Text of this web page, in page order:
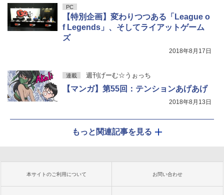
PC
【特別企画】変わりつつある「League o
f Legends」、そしてライアットゲーム
ズ
2018年8月17日
連載 週刊げーむ☆うぉっち
【マンガ】第55回：テンションあげあげ
2018年8月13日
もっと関連記事を見る
本サイトのご利用について お問い合わせ